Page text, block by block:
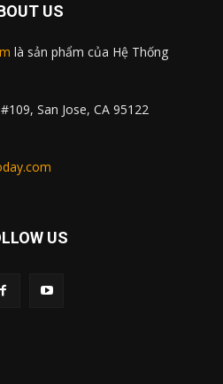
US
là sản phẩm của Hệ Thống
San Jose, CA 95122
US